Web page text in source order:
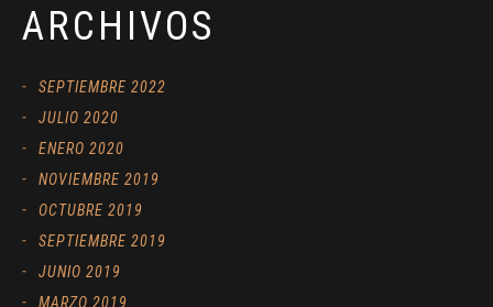
ARCHIVOS
SEPTIEMBRE 2022
JULIO 2020
ENERO 2020
NOVIEMBRE 2019
OCTUBRE 2019
SEPTIEMBRE 2019
JUNIO 2019
MARZO 2019